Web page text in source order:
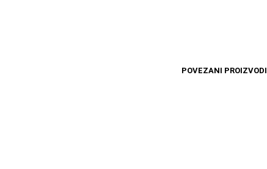
POVEZANI PROIZVODI